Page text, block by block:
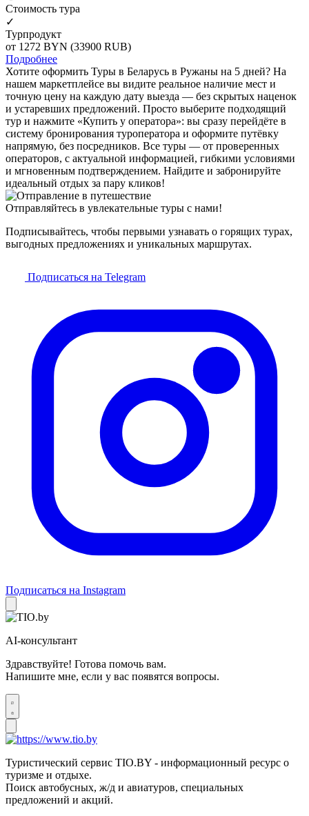
Cтоимость тура
✓
Турпродукт
от 1272 BYN (33900 RUB)
Подробнее
Хотите оформить Туры в Беларусь в Ружаны на 5 дней? На
нашем маркетплейсе вы видите реальное наличие мест и
точную цену на каждую дату выезда — без скрытых наценок
и устаревших предложений. Просто выберите подходящий
тур и нажмите «Купить у оператора»: вы сразу перейдёте в
систему бронирования туроператора и оформите путёвку
напрямую, без посредников. Все туры — от проверенных
операторов, с актуальной информацией, гибкими условиями
и мгновенным подтверждением. Найдите и забронируйте
идеальный отдых за пару кликов!
Отправляйтесь в увлекательные туры с нами!
Подписывайтесь, чтобы первыми узнавать о горящих турах,
выгодных предложениях и уникальных маршрутах.
Подписаться на Telegram
Подписаться на Instagram
AI-консультант
Здравствуйте! Готова помочь вам.
Напишите мне, если у вас появятся вопросы.
Туристический сервис TIO.BY - информационный ресурс о
туризме и отдыхе.
Поиск автобусных, ж/д и авиатуров, специальных
предложений и акций.